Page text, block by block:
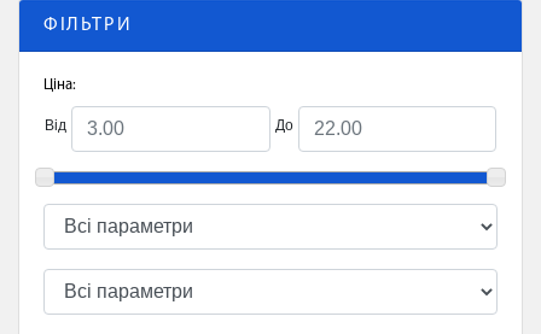
ФІЛЬТРИ
Ціна:
Від До